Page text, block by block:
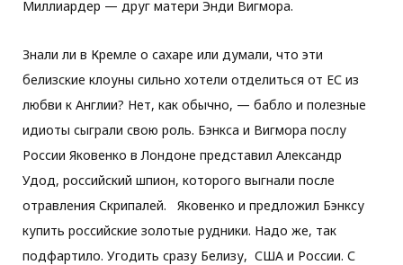
Миллиардер — друг матери Энди Вигмора.
Знали ли в Кремле о сахаре или думали, что эти
белизские клоуны сильно хотели отделиться от ЕС из
любви к Англии? Нет, как обычно, — бабло и полезные
идиоты сыграли свою роль. Бэнкса и Вигмора послу
России Яковенко в Лондоне представил Александр
Удод, российский шпион, которого выгнали после
отравления Скрипалей. Яковенко и предложил Бэнксу
купить российские золотые рудники. Надо же, так
подфартило. Угодить сразу Белизу, США и России. С